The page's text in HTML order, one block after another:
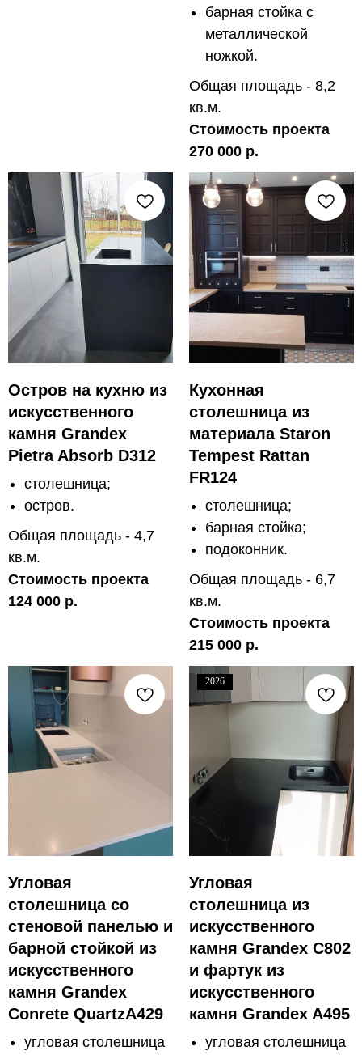
барная стойка с
металлической
ножкой.
Общая площадь - 8,2
кв.м.
Стоимость проекта
270 000 р.
Остров на кухню из
искусственного
камня Grandex
Pietra Absorb D312
столешница;
остров.
Общая площадь - 4,7
кв.м.
Стоимость проекта
124 000 р.
Кухонная
столешница из
материала Staron
Tempest Rattan
FR124
столешница;
барная стойка;
подоконник.
Общая площадь - 6,7
кв.м.
Стоимость проекта
215 000 р.
Угловая
столешница со
стеновой панелью и
барной стойкой из
искусственного
камня Grandex
Conrete QuartzA429
угловая столешница
2026
Угловая
столешница из
искусственного
камня Grandex C802
и фартук из
искусственного
камня Grandex A495
угловая столешница